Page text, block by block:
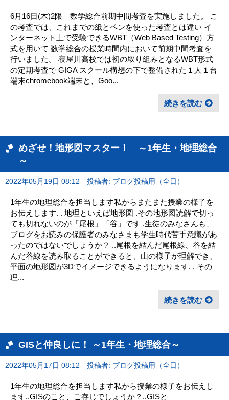
6月16日(木)2限 数学総合前期中間考査を実施しました。 こ
の考査では、これまでの紙とペンを使った考査とは違い イ
ンターネット上で受験できるWBT（Web Based Testing）方
式を用いて 数学総合の授業時間内において前期中間考査を
行いました。 寝屋川高校では初の取り組みとなるWBT形式
の定期考査で GIGA スクール構想の下で整備された１人１台
端末chromebook端末と、Goo...
続きを読む
めざせ！地形図マスター！ ～1年生・地理総合
～
2022年05月19日 08:12 投稿者: ブログ投稿用（全日）
1年生の地理総合を担当します私からまたまた授業の様子を
お伝えします. . 地理といえば地形図 .その地形図読解で切っ
ても切れないのが「尾根」「谷」です .生徒のみなさんも、
ブログをお読みの保護者のみなさまも学生時代苦手意識があ
ったのではないでしょうか？ ..尾根を結んだ尾根線、谷を結
んだ谷線を読み取ることができると、山の様子が理解でき、
平面の地形図が3Dでイメージできるようになります. . その
理...
続きを読む
GISと仲良しに！ ～1年生・地理総合～
2022年05月17日 08:12 投稿者: ブログ投稿用（全日）
1年生の地理総合を担当します私から授業の様子をお伝えし
ます..GISのこと、ご存じでしょうか？..GISと